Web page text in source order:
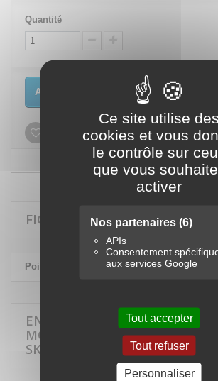
Ce site utilise des
cookies et vous
le contrôle sur
que vous
activer
Nos partenaires (6)
APIs
Consentement
aux services Google
Tout accepter
Tout refuser
Personnaliser
Quantité
Ajouter au panier
Ajouter à ma liste d'envies
FICHE TECHNIQUE
Poids 3.48
EN SAVOIR PLUS SUR
MOTEUR VAG 1.0, 1.2, 1.4 TSI -
SKODA, VW